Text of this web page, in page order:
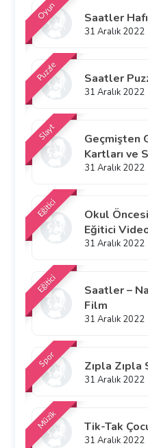
Oyun Saatler
31 Aralık 2022
Puzzle Saatler
31 Aralık 2022
Slayt
Geçmişten
Kartları ve
31 Aralık 2022
Eğitici
Okul
Eğitici
31 Aralık 2022
Eğitici
Saatler –
Film
31 Aralık 2022
Spor Zıpla Zıpla
31 Aralık 2022
Müzik Tik-Tak
31 Aralık 2022